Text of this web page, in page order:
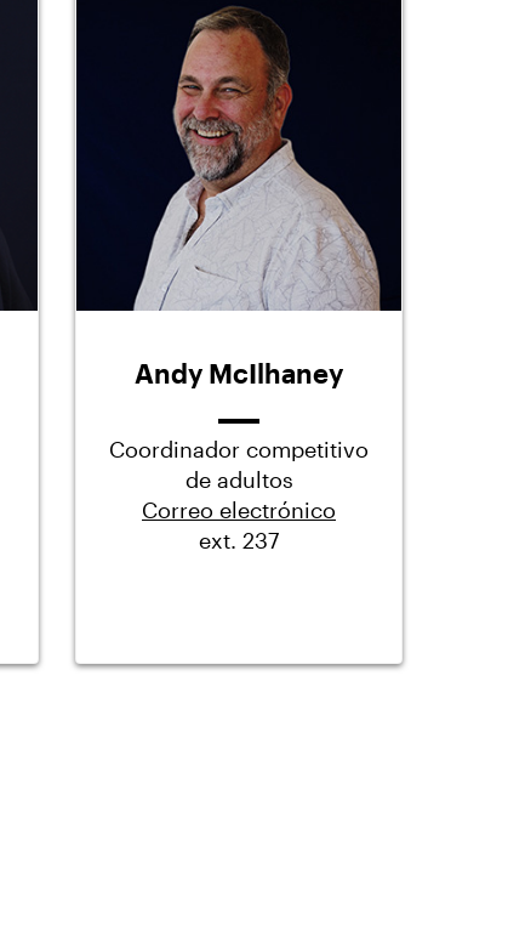
Andy McIlhaney
Coordinador competitivo
de adultos
Correo electrónico
ext. 237